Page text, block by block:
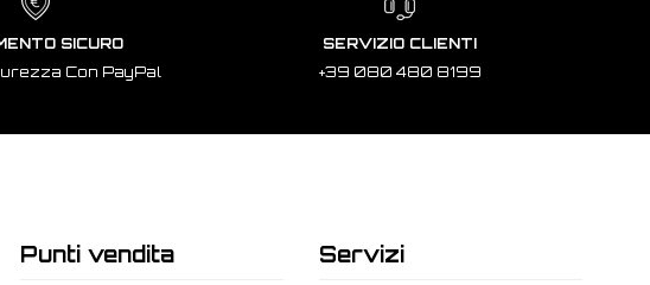
SICURO
Con PayPal
SERVIZIO CLIENTI
+39 080 480 8199
Punti vendita Servizi